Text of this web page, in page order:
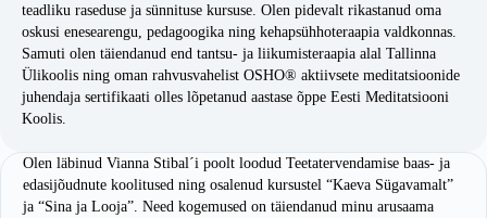
teadliku raseduse ja sünnituse kursuse. Olen pidevalt rikastanud oma
oskusi enesearengu, pedagoogika ning kehapsühhoteraapia valdkonnas.
Samuti olen täiendanud end tantsu- ja liikumisteraapia alal Tallinna
Ülikoolis ning oman rahvusvahelist OSHO® aktiivsete meditatsioonide
juhendaja sertifikaati olles lõpetanud aastase õppe Eesti Meditatsiooni
Koolis.
Olen läbinud Vianna Stibal´i poolt loodud Teetatervendamise baas- ja
edasijõudnute koolitused ning osalenud kursustel “Kaeva Sügavamalt”
ja “Sina ja Looja”. Need kogemused on täiendanud minu arusaama